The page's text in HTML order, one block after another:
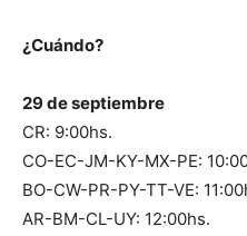
¿Cuándo?
29 de septiembre
CR: 9:00hs.
CO-EC-JM-KY-MX-PE:
BO-CW-PR-PY-TT-VE:
AR-BM-CL-UY: 12:00hs.